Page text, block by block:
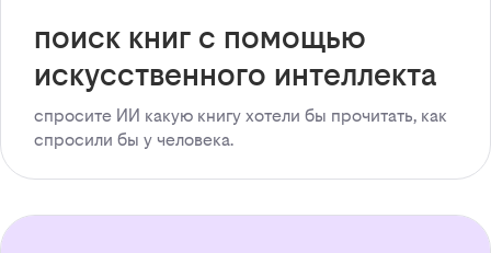
поиск книг с помощью
искусственного интеллекта
спросите ИИ какую книгу хотели бы прочитать, как
спросили бы у человека.